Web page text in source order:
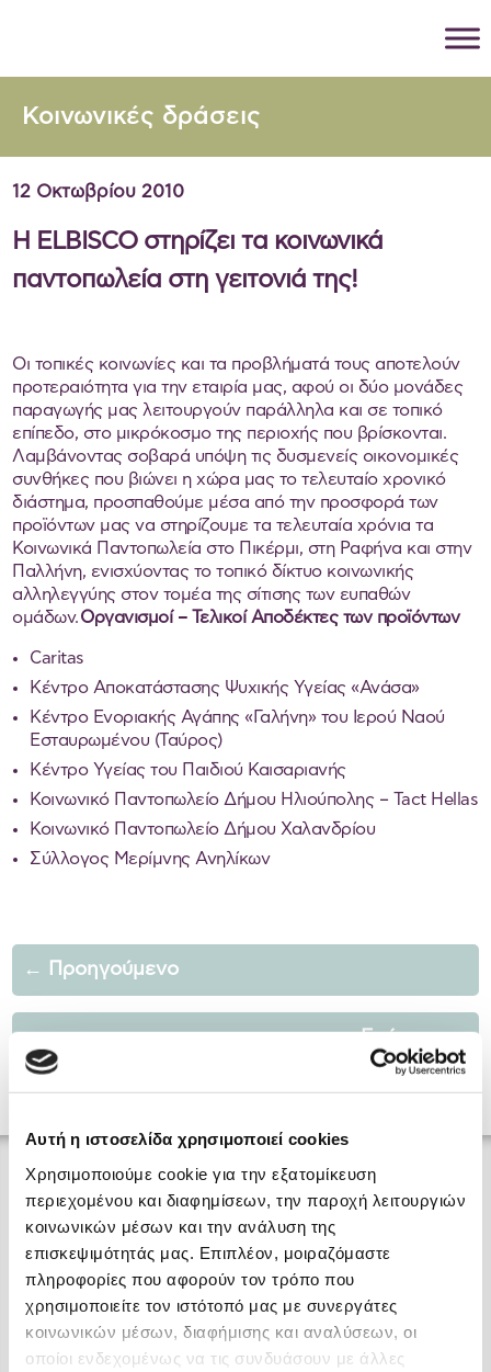
Αυτή η ιστοσελίδα χρησιμοποιεί cookies
Χρησιμοποιούμε cookie για την εξατομίκευση
περιεχομένου και διαφημίσεων, την παροχή λειτουργιών
κοινωνικών μέσων και την ανάλυση της
επισκεψιμότητάς μας. Επιπλέον, μοιραζόμαστε
πληροφορίες που αφορούν τον τρόπο που
χρησιμοποιείτε τον ιστότοπό μας με συνεργάτες
κοινωνικών μέσων, διαφήμισης και αναλύσεων, οι
οποίοι ενδεχομένως να τις συνδυάσουν με άλλες
Κοινωνικές δράσεις
12 Οκτωβρίου 2010
Η ELBISCO στηρίζει τα κοινωνικά
παντοπωλεία στη γειτονιά της!
Οι τοπικές κοινωνίες και τα προβλήματά τους αποτελούν
προτεραιότητα για την εταιρία μας, αφού οι δύο μονάδες
παραγωγής μας λειτουργούν παράλληλα και σε τοπικό
επίπεδο, στο μικρόκοσμο της περιοχής που βρίσκονται.
Λαμβάνοντας σοβαρά υπόψη τις δυσμενείς οικονομικές
συνθήκες που βιώνει η χώρα μας το τελευταίο χρονικό
διάστημα, προσπαθούμε μέσα από την προσφορά των
προϊόντων μας να στηρίζουμε τα τελευταία χρόνια τα
Κοινωνικά Παντοπωλεία στο Πικέρμι, στη Ραφήνα και στην
Παλλήνη, ενισχύοντας το τοπικό δίκτυο κοινωνικής
αλληλεγγύης στον τομέα της σίτισης των ευπαθών
ομάδων.Οργανισμοί – Τελικοί Αποδέκτες των προϊόντων
Caritas
Κέντρο Αποκατάστασης Ψυχικής Υγείας «Ανάσα»
Κέντρο Ενοριακής Αγάπης «Γαλήνη» του Ιερού Ναού
Εσταυρωμένου (Ταύρος)
Κέντρο Υγείας του Παιδιού Καισαριανής
Κοινωνικό Παντοπωλείο Δήμου Ηλιούπολης – Tact Hellas
Κοινωνικό Παντοπωλείο Δήμου Χαλανδρίου
Σύλλογος Μερίμνης Ανηλίκων
← Προηγούμενο
Επόμενο→